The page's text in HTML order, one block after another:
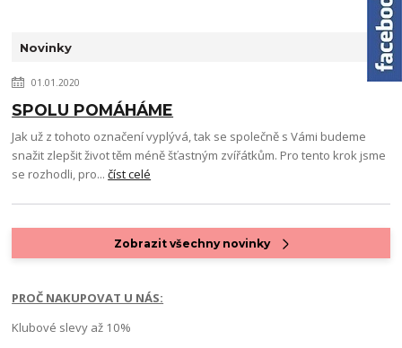
Novinky
01.01.2020
SPOLU POMÁHÁME
Jak už z tohoto označení vyplývá, tak se společně s Vámi budeme
snažit zlepšit život těm méně šťastným zvířátkům. Pro tento krok jsme
se rozhodli, pro...číst celé
Zobrazit všechny novinky
PROČ NAKUPOVAT U NÁS:
Klubové slevy až 10%